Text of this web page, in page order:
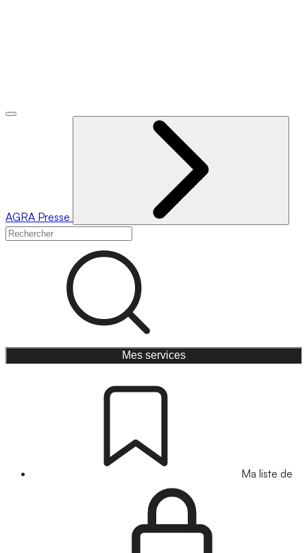
AGRA Presse
Mes services
Ma liste de